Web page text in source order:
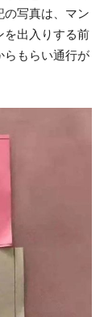
の写真は、マン
を出入りする前
らもらい通行が